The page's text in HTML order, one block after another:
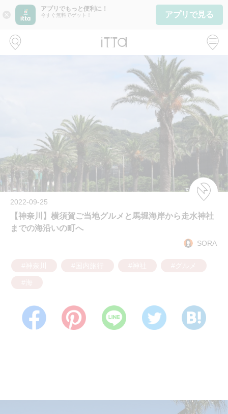
close
アプリでもっと便利に！
今すぐ無料でゲット！ アプリで見る
2022-09-25
【神奈川】横須賀ご当地グルメと馬堀海岸から走水神社
までの海沿いの町へ
SORA